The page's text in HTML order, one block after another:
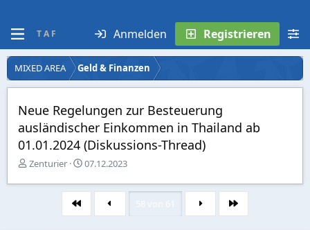
T A F Anmelden Registrieren
MIXED AREA Geld & Finanzen
Neue Regelungen zur Besteuerung
ausländischer Einkommen in Thailand ab
01.01.2024 (Diskussions-Thread)
E
s
Zenturier
E
s
e
07.12.2023
Erste Letzte